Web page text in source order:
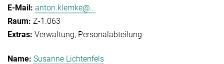
anton.klemke@...
Z-1.063
Verwaltung Personalabteilung
Susanne Lichtenfels